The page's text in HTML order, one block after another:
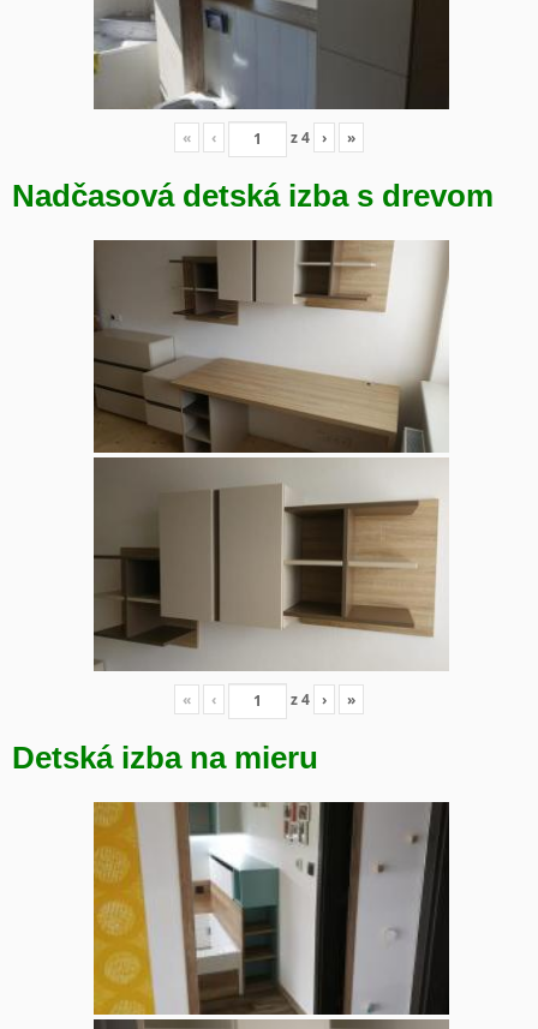
« ‹ z4 › »
Nadčasová detská izba s drevom
« ‹ z4 › »
Detská izba na mieru